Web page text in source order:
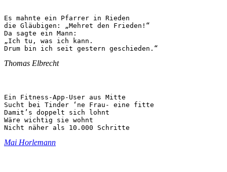
Es mahnte ein Pfarrer in Rieden
die Gläubigen: „Mehret den Frieden!“
Da sagte ein Mann:
„Ich tu, was ich kann.
Drum bin ich seit gestern geschieden.“
Thomas Elbrecht
Ein Fitness-App-User aus Mitte
Sucht bei Tinder ‘ne Frau- eine fitte
Damit’s doppelt sich lohnt
Wäre wichtig sie wohnt
Nicht näher als 10.000 Schritte
Mai Horlemann